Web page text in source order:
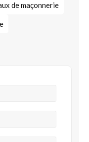
de maçonnerie
revêtement de sol
en basse